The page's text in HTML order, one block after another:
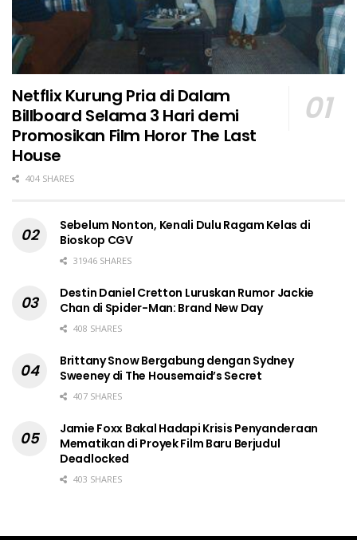
Netflix Kurung Pria di Dalam
Billboard Selama 3 Hari demi
Promosikan Film Horor The Last
House
404 SHARES
Sebelum Nonton, Kenali Dulu Ragam Kelas di
Bioskop CGV
31946 SHARES
Destin Daniel Cretton Luruskan Rumor Jackie
Chan di Spider-Man: Brand New Day
408 SHARES
Brittany Snow Bergabung dengan Sydney
Sweeney di The Housemaid’s Secret
407 SHARES
Jamie Foxx Bakal Hadapi Krisis Penyanderaan
Mematikan di Proyek Film Baru Berjudul
Deadlocked
403 SHARES